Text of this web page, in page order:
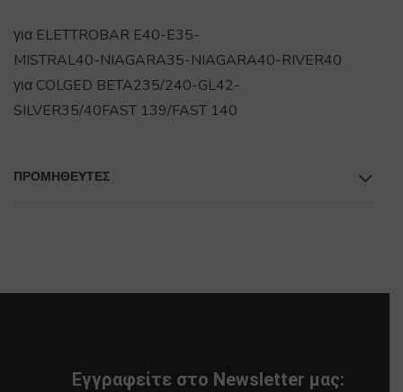
για ELETTROBAR E40-E35-
MISTRAL40-NIAGARA35-NIAGARA40-RIVER40
για COLGED BETA235/240-GL42-
SILVER35/40FAST 139/FAST 140
ΠΡΟΜΗΘΕΥΤΕΣ
Εγγραφείτε στο Newsletter μας: